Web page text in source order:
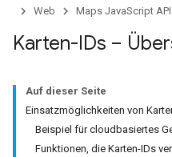
Web
Maps JavaScript API
Karten-IDs –
Auf dieser Seite
Einsatzmöglichkeiten von
Beispiel für cloudbasiertes
Funktionen, die Karten-IDs